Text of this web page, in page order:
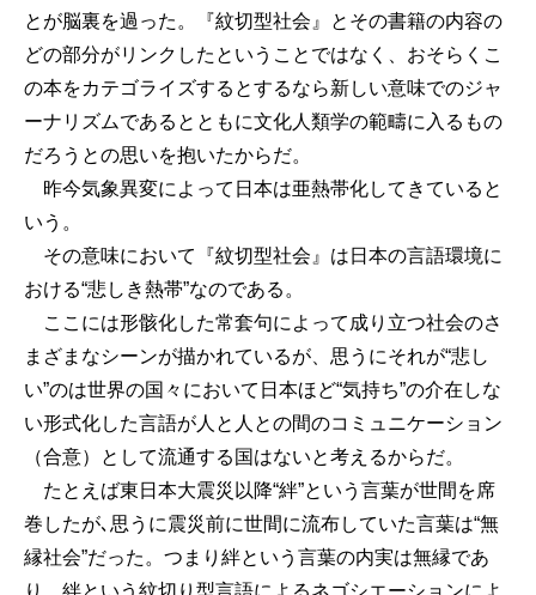
とが脳裏を過った。『紋切型社会』とその書籍の内容の
どの部分がリンクしたということではなく、おそらくこ
の本をカテゴライズするとするなら新しい意味でのジャ
ーナリズムであるとともに文化人類学の範疇に入るもの
だろうとの思いを抱いたからだ。
昨今気象異変によって日本は亜熱帯化してきていると
いう。
その意味において『紋切型社会』は日本の言語環境に
おける“悲しき熱帯”なのである。
ここには形骸化した常套句によって成り立つ社会のさ
まざまなシーンが描かれているが、思うにそれが“悲し
い”のは世界の国々において日本ほど“気持ち”の介在しな
い形式化した言語が人と人との間のコミュニケーション
（合意）として流通する国はないと考えるからだ。
たとえば東日本大震災以降“絆”という言葉が世間を席
巻したが､思うに震災前に世間に流布していた言葉は“無
縁社会”だった。つまり絆という言葉の内実は無縁であ
り、絆という紋切り型言語によるネゴシエーションによ